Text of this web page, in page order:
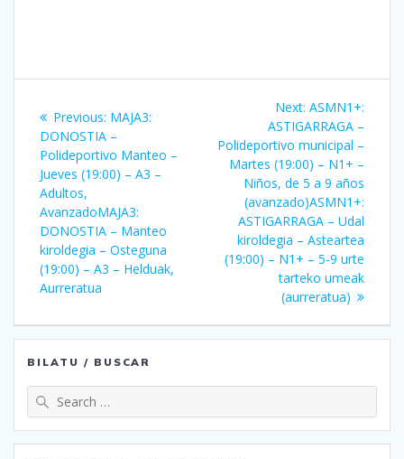
zehar
nabigatu
Previous: Previous
post:
MAJA3:
DONOSTIA –
Polideportivo Manteo –
Jueves (19:00) – A3 –
Adultos,
AvanzadoMAJA3:
DONOSTIA – Manteo
kiroldegia – Osteguna
(19:00) – A3 – Helduak,
Aurreratua
Next: Next
post:
ASMN1+:
ASTIGARRAGA –
Polideportivo municipal –
Martes (19:00) – N1+ –
Niños, de 5 a 9 años
(avanzado)ASMN1+:
ASTIGARRAGA – Udal
kiroldegia – Asteartea
(19:00) – N1+ – 5-9 urte
tarteko umeak
(aurreratua)
BILATU / BUSCAR
Search
for: